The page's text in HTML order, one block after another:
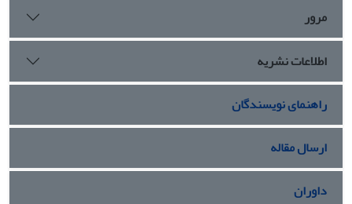
مرور
اطلاعات نشریه
راهنمای نویسندگان
ارسال مقاله
داوران